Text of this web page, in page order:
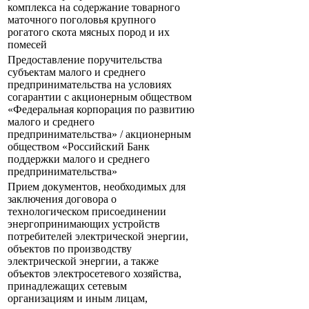
комплекса на содержание товарного
маточного поголовья крупного
рогатого скота мясных пород и их
помесей
Предоставление поручительства
субъектам малого и среднего
предпринимательства на условиях
согарантии с акционерным обществом
«Федеральная корпорация по развитию
малого и среднего
предпринимательства» / акционерным
обществом «Российский Банк
поддержки малого и среднего
предпринимательства»
Прием документов, необходимых для
заключения договора о
технологическом присоединении
энергопринимающих устройств
потребителей электрической энергии,
объектов по производству
электрической энергии, а также
объектов электросетевого хозяйства,
принадлежащих сетевым
организациям и иным лицам,